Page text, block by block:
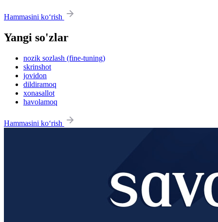
Hammasini ko‘rish
Yangi so'zlar
nozik sozlash (fine-tuning)
skrinshot
jovidon
dildiramoq
xonasallot
havolamoq
Hammasini ko‘rish